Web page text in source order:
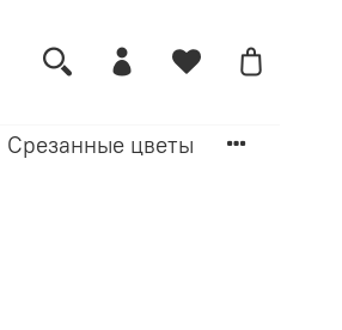
Срезанные цветы